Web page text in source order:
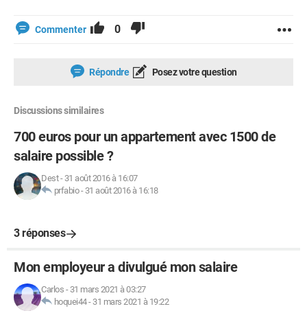
Commenter 0
Répondre Posez votre question
Discussions similaires
700 euros pour un appartement avec 1500 de
salaire possible ?
Dest- 31 août 2016 à 16:07
prfabio- 31 août 2016 à 16:18
3 réponses
Mon employeur a divulgué mon salaire
Carlos - 31 mars 2021 à 03:27
hoquei44- 31 mars 2021 à 19:22